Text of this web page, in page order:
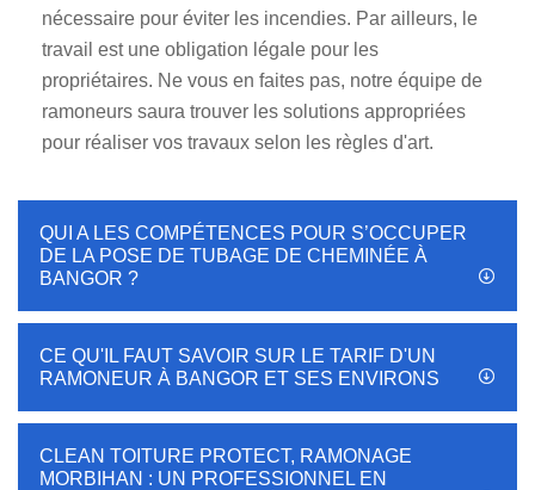
nécessaire pour éviter les incendies. Par ailleurs, le
travail est une obligation légale pour les
propriétaires. Ne vous en faites pas, notre équipe de
ramoneurs saura trouver les solutions appropriées
pour réaliser vos travaux selon les règles d'art.
QUI A LES COMPÉTENCES POUR S’OCCUPER
DE LA POSE DE TUBAGE DE CHEMINÉE À
BANGOR ?
CE QU'IL FAUT SAVOIR SUR LE TARIF D'UN
RAMONEUR À BANGOR ET SES ENVIRONS
CLEAN TOITURE PROTECT, RAMONAGE
MORBIHAN : UN PROFESSIONNEL EN